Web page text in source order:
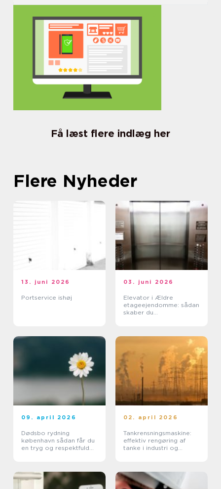
Få læst flere indlæg her
Flere Nyheder
13. juni 2026
Portservice ishøj
03. juni 2026
Elevator i Ældre
etageejendomme: sådan
skaber du
09. april 2026
Dødsbo rydning
københavn sådan får du
en tryg og respektfuld
02. april 2026
Tankrensningsmaskine:
effektiv rengøring af
tanke i industri og